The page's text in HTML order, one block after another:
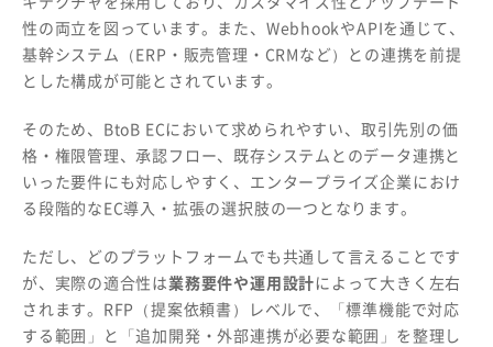
性の両立を図っています。また、WebhookやAPIを通じて、
基幹システム（ERP・販売管理・CRMなど）との連携を前提
とした構成が可能とされています。
そのため、BtoB ECにおいて求められやすい、取引先別の価
格・権限管理、承認フロー、既存システムとのデータ連携と
いった要件にも対応しやすく、エンタープライズ企業におけ
る段階的なEC導入・拡張の選択肢の一つとなります。
ただし、どのプラットフォームでも共通して言えることです
が、実際の適合性は業務要件や運用設計によって大きく左右
されます。RFP（提案依頼書）レベルで、「標準機能で対応
する範囲」と「追加開発・外部連携が必要な範囲」を整理し